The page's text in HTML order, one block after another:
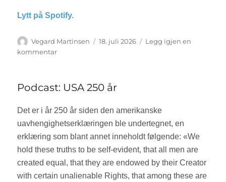
Lytt på Spotify.
Forfatter
Vegard Martinsen Publisert
18. juli 2026
Legg igjen en
kommentar
politisk
Podcast: USA 250 år
Det er i år 250 år siden den amerikanske
uavhengighetserklæringen ble undertegnet, en
erklæring som blant annet inneholdt følgende: «We
hold these truths to be self-evident, that all men are
created equal, that they are endowed by their Creator
with certain unalienable Rights, that among these are